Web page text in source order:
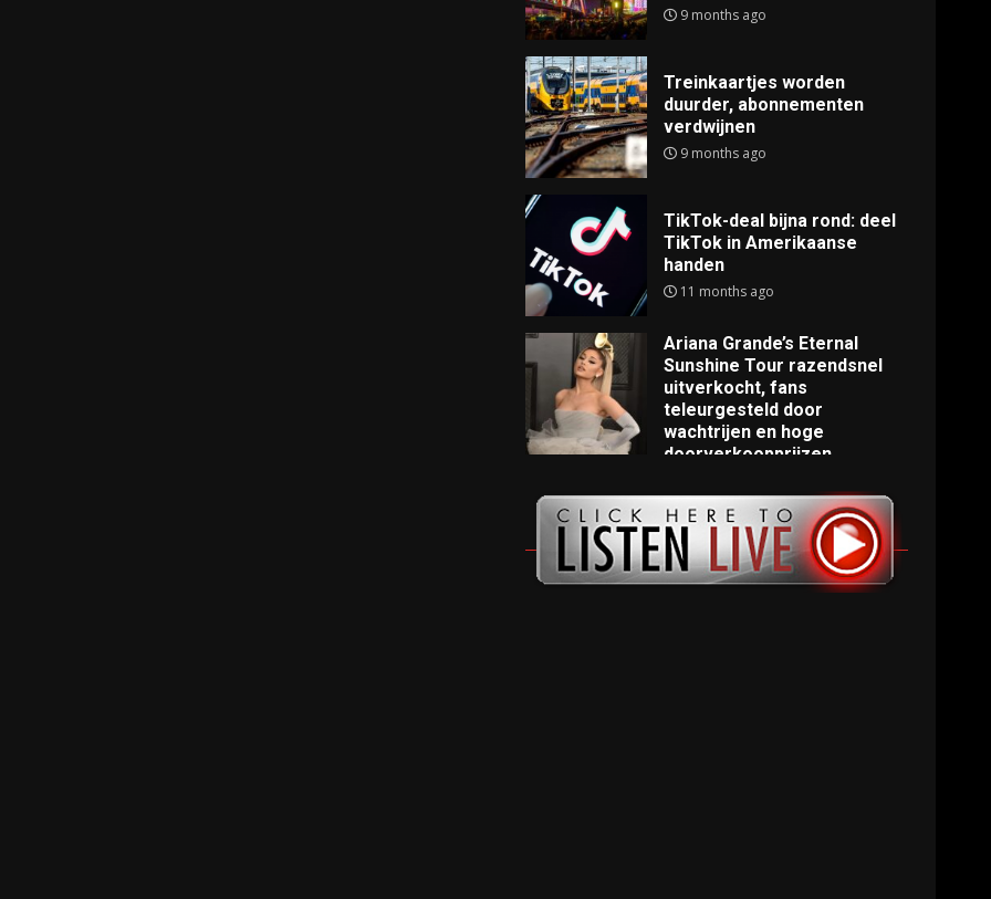
9 months ago
Treinkaartjes worden
duurder, abonnementen
verdwijnen
9 months ago
TikTok-deal bijna rond: deel
TikTok in Amerikaanse
handen
11 months ago
Ariana Grande’s Eternal
Sunshine Tour razendsnel
uitverkocht, fans
teleurgesteld door
wachtrijen en hoge
doorverkoopprijzen